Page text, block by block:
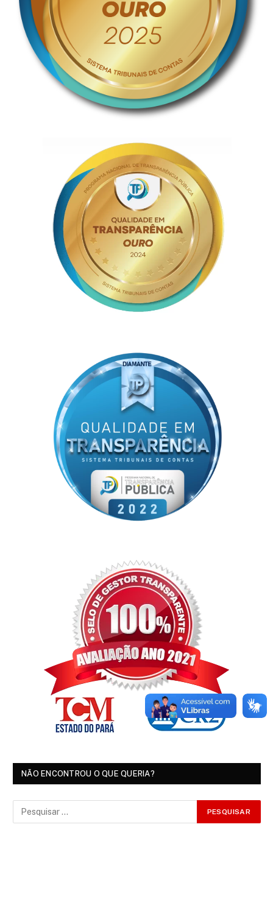
NÃO ENCONTROU O QUE QUERIA?